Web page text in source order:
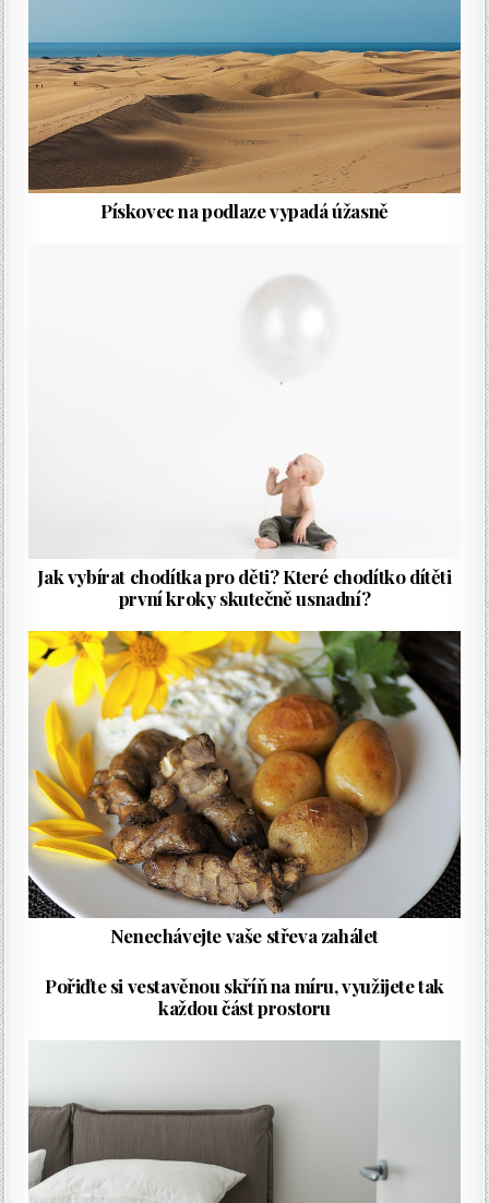
Pískovec na podlaze vypadá úžasně
Jak vybírat chodítka pro děti? Které chodítko dítěti
první kroky skutečně usnadní?
Nenechávejte vaše střeva zahálet
Pořiďte si vestavěnou skříň na míru, využijete tak
každou část prostoru